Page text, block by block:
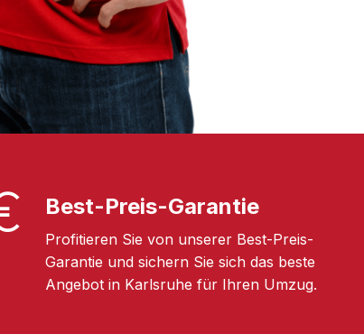
Best-Preis-Garantie
Profitieren Sie von unserer Best-Preis-
Garantie und sichern Sie sich das beste
Angebot in Karlsruhe für Ihren Umzug.